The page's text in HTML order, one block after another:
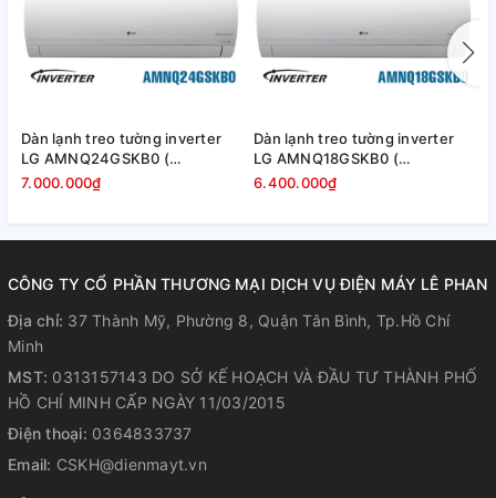
Dàn lạnh treo tường inverter
LG AMNQ24GSKB0 (
24000BTU )
7.000.000₫
Dàn lạnh treo tường inverter
LG AMNQ18GSKB0 (
18000BTU )
6.400.000₫
CÔNG TY CỔ PHẦN THƯƠNG MẠI DỊCH VỤ ĐIỆN MÁY LÊ PHAN
Địa chỉ: 37 Thành Mỹ, Phường 8, Quận Tân Bình, Tp.Hồ Chí
Minh
MST: 0313157143 DO SỞ KẾ HOẠCH VÀ ĐẦU TƯ THÀNH PHỐ
HỒ CHÍ MINH CẤP NGÀY 11/03/2015
Điện thoại: 0364833737
Email: CSKH@dienmayt.vn